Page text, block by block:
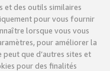
et des outils similaires
pour vous fournir
lorsque vous vous
pour améliorer la
que d’autres sites et
pour des finalités